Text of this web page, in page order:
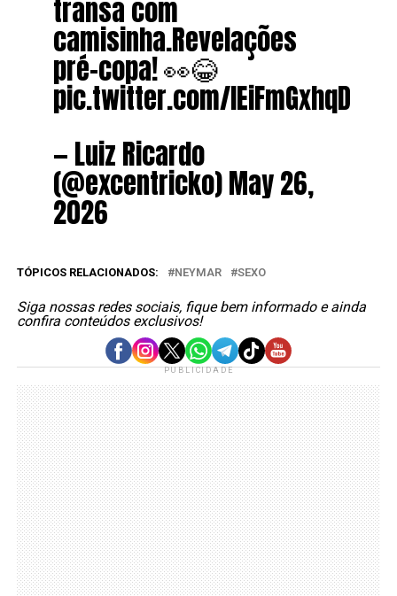
transa com
camisinha.Revelações
pré-copa! 👀😂
pic.twitter.com/lEiFmGxhqD
— Luiz Ricardo
(@excentricko) May 26,
2026
TÓPICOS RELACIONADOS: NEYMAR SEXO
Siga nossas redes sociais, fique bem informado e ainda
confira conteúdos exclusivos!
PUBLICIDADE